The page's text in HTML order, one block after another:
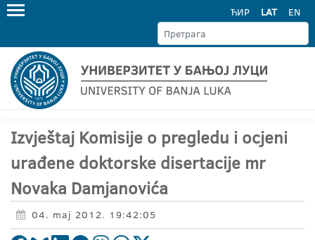
ЋИР LAT EN
Izvještaj Komisije o pregledu i ocjeni
urađene doktorske disertacije mr
Novaka Damjanovića
04. maj 2012. 19:42:05